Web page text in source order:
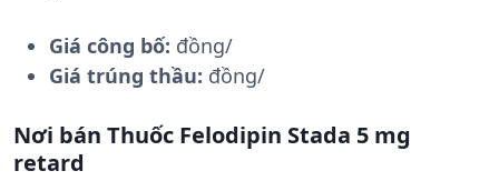
Giá công bố: đồng/
Giá trúng thầu: đồng/
Nơi bán Thuốc Felodipin Stada 5 mg
retard